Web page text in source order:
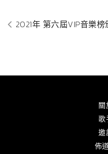
2021年 第六屆VIP音樂
關
歌
邀
佈